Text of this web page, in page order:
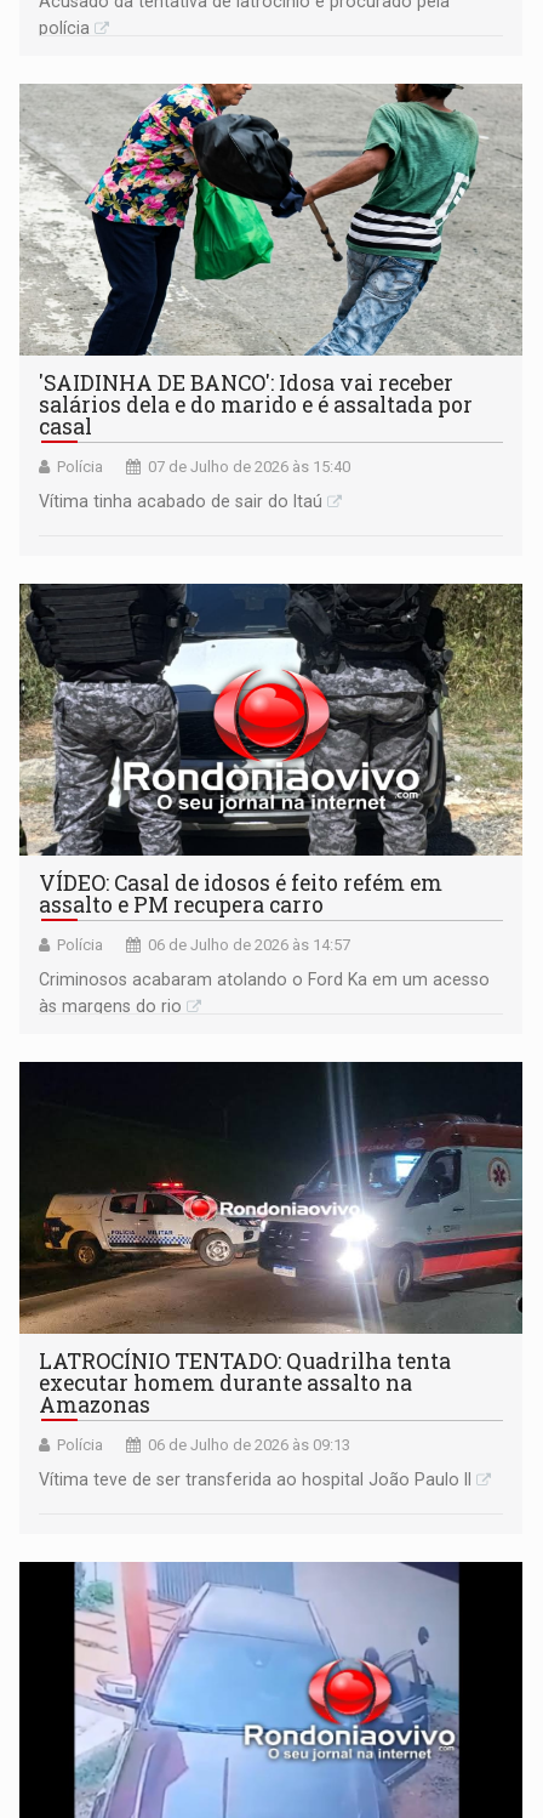
polícia
'SAIDINHA DE BANCO': Idosa vai receber
salários dela e do marido e é assaltada por
casal
Polícia 07 de Julho de 2026 às 15:40
Vítima tinha acabado de sair do Itaú
VÍDEO: Casal de idosos é feito refém em
assalto e PM recupera carro
Polícia 06 de Julho de 2026 às 14:57
Criminosos acabaram atolando o Ford Ka em um acesso
às margens do rio
LATROCÍNIO TENTADO: Quadrilha tenta
executar homem durante assalto na
Amazonas
Polícia 06 de Julho de 2026 às 09:13
Vítima teve de ser transferida ao hospital João Paulo II